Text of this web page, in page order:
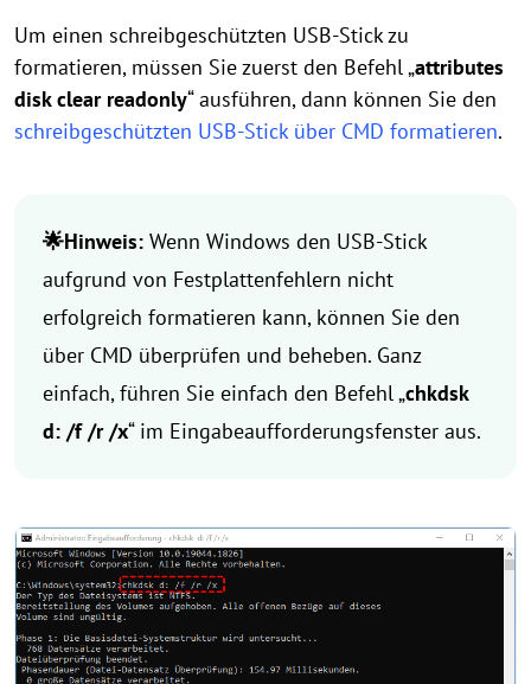
Um einen schreibgeschützten USB-Stick zu
formatieren, müssen Sie zuerst den Befehl „attributes
disk clear readonly“ ausführen, dann können Sie den
schreibgeschützten USB-Stick über CMD formatieren.
🌟Hinweis: Wenn Windows den USB-Stick
aufgrund von Festplattenfehlern nicht
erfolgreich formatieren kann, können Sie den
über CMD überprüfen und beheben. Ganz
einfach, führen Sie einfach den Befehl „chkdsk
d: /f /r /x“ im Eingabeaufforderungsfenster aus.